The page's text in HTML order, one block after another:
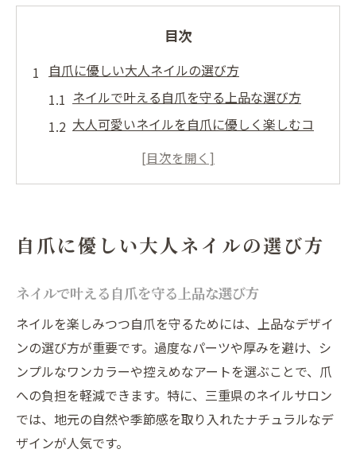
目次
自爪に優しい大人ネイルの選び方
ネイルで叶える自爪を守る上品な選び方
大人可愛いネイルを自爪に優しく楽しむコ
三重県で叶う上品ネイル体験とは
三重県で体感できる上品なネイルの魅力
三重県で選ばれるネイルサロンの特徴
上品ネイルを楽しむための三重県サロン選
び
三重県のネイルが大人女性に支持される理
由
自爪に優しい大人ネイルの選び方
ネイルで叶える自爪を守る上品な選び方
ネイルを楽しみつつ自爪を守るためには、上品なデザイ
ンの選び方が重要です。過度なパーツや厚みを避け、シ
ンプルなワンカラーや控えめなアートを選ぶことで、爪
への負担を軽減できます。特に、三重県のネイルサロン
では、地元の自然や季節感を取り入れたナチュラルなデ
ザインが人気です。